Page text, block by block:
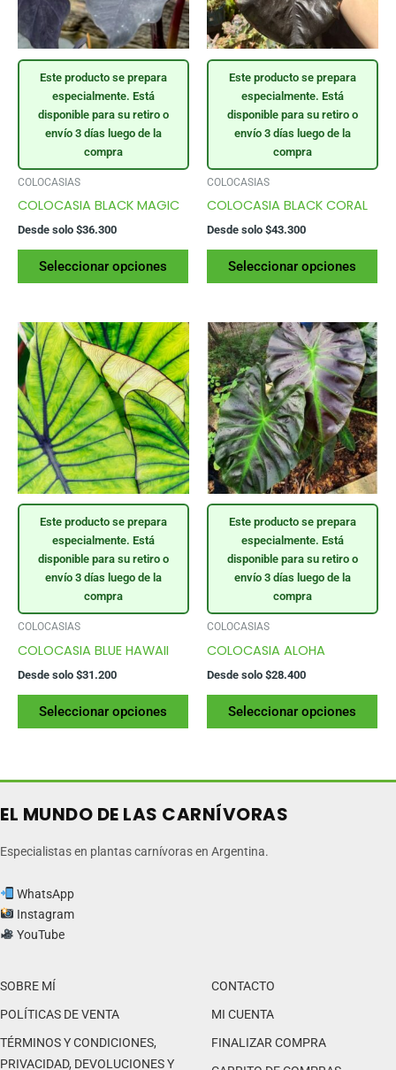
Este producto se prepara
especialmente. Está
disponible para su retiro o
envío 3 días luego de la
compra
COLOCASIAS
COLOCASIA BLACK MAGIC
Desde solo $36.300
Seleccionar opciones
Este
producto
variantes.
Las
opciones
se
pueden
elegir
en
la
página
producto
Este producto se prepara
especialmente. Está
disponible para su retiro o
envío 3 días luego de la
compra
COLOCASIAS
COLOCASIA BLACK CORAL
Desde solo $43.300
Seleccionar opciones
se
en
la
Este producto se prepara
especialmente. Está
disponible para su retiro o
envío 3 días luego de la
compra
COLOCASIAS
COLOCASIA BLUE HAWAII
Desde solo $31.200
Seleccionar opciones
Este
producto
variantes.
opciones
se
producto
Este producto se prepara
especialmente. Está
disponible para su retiro o
envío 3 días luego de la
compra
COLOCASIAS
COLOCASIA ALOHA
Desde solo $28.400
Seleccionar opciones
EL MUNDO DE LAS CARNÍVORAS
Especialistas en plantas carnívoras en Argentina.
WhatsApp
Instagram
YouTube
SOBRE MÍ
POLÍTICAS DE VENTA
TÉRMINOS Y CONDICIONES,
PRIVACIDAD, DEVOLUCIONES Y
CONTACTO
MI CUENTA
FINALIZAR COMPRA